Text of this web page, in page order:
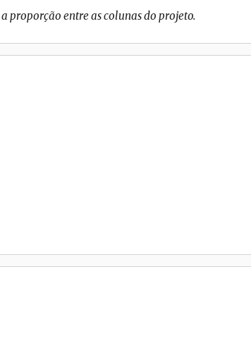
proporção entre as colunas do projeto.